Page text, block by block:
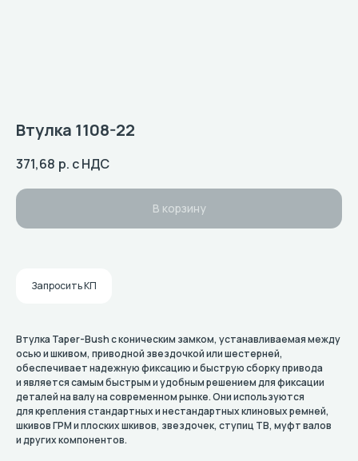
Втулка 1108-22
371,68 р. с НДС
В корзину
Запросить КП
Втулка Taper-Bush с коническим замком, устанавливаемая между
осью и шкивом, приводной звездочкой или шестерней,
обеспечивает надежную фиксацию и быструю сборку привода
и является самым быстрым и удобным решением для фиксации
деталей на валу на современном рынке. Они используются
для крепления стандартных и нестандартных клиновых ремней,
шкивов ГРМ и плоских шкивов, звездочек, ступиц TB, муфт валов
и других компонентов.